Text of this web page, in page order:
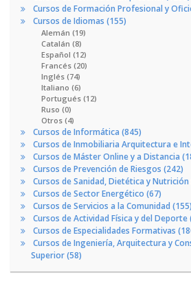
Cursos de Formación Profesional y
Cursos de Idiomas (155)
Alemán (19)
Catalán (8)
Español (12)
Francés (20)
Inglés (74)
Italiano (6)
Portugués (12)
Ruso (0)
Otros (4)
Cursos de Informática (845)
Cursos de Inmobiliaria Arquitectura e
Cursos de Máster Online y a Distancia
Cursos de Prevención de Riesgos (242)
Cursos de Sanidad, Dietética y Nutrición
Cursos de Sector Energético (67)
Cursos de Servicios a la Comunidad (155)
Cursos de Actividad Física y del Deporte
Cursos de Especialidades Formativas
Cursos de Ingeniería, Arquitectura y
Superior (58)